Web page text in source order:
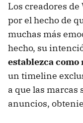
Los creadores
por el hecho de
muchas más
hecho, su
establezca como
un timeline
a que las
anuncios,